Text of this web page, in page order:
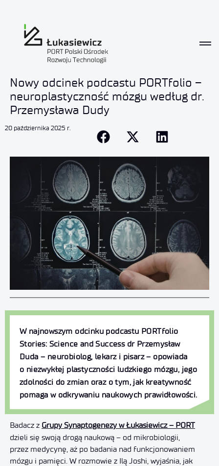
Nowy odcinek podcastu PORTfolio –
neuroplastyczność mózgu według dr.
Przemysława Dudy
20 października 2025
W najnowszym odcinku podcastu PORTfolio
Stories: Science andSuccessdr Przemysław
Duda – neurobiolog, lekarzi pisarz – opowiada
o niezwykłej plastyczności ludzkiego mózgu, jego
zdolności do zmian oraz o tym, jak kreatywność
pomaga w odkrywaniu naukowych prawidłowości.
Badacz z Grupy Synaptogenezy w Łukasiewicz – PORT
dzieli się swoją drogą naukową – od mikrobiologii,
przez medycynę, aż po badania nad funkcjonowaniem
mózgu i pamięci. W rozmowie z Ilą Joshi, wyjaśnia, jak